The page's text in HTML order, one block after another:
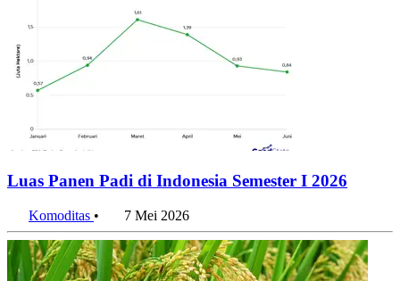
Luas Panen Padi di Indonesia Semester I 2026
Komoditas • 7 Mei 2026